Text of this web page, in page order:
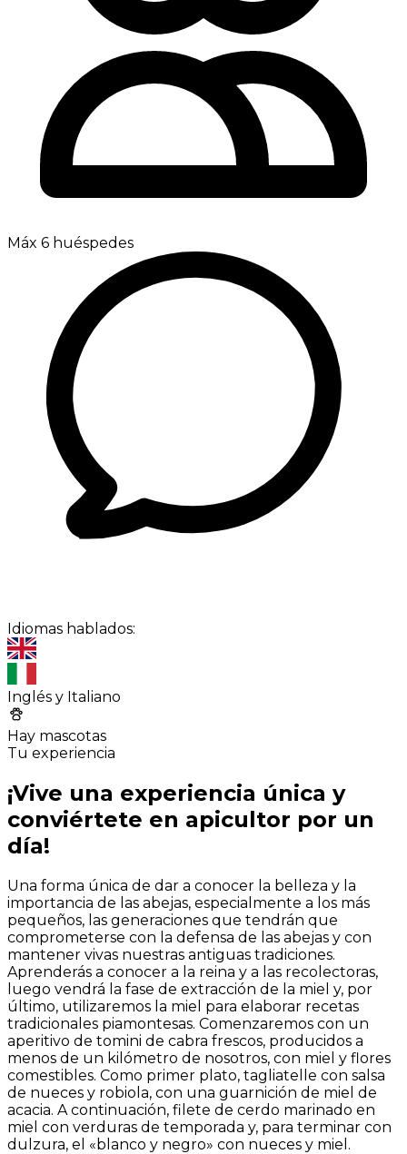
Máx 6 huéspedes
Idiomas hablados:
Inglés y Italiano
Hay mascotas
Tu experiencia
¡Vive una experiencia única y
conviértete en apicultor por un
día!
Una forma única de dar a conocer la belleza y la
importancia de las abejas, especialmente a los más
pequeños, las generaciones que tendrán que
comprometerse con la defensa de las abejas y con
mantener vivas nuestras antiguas tradiciones.
Aprenderás a conocer a la reina y a las recolectoras,
luego vendrá la fase de extracción de la miel y, por
último, utilizaremos la miel para elaborar recetas
tradicionales piamontesas. Comenzaremos con un
aperitivo de tomini de cabra frescos, producidos a
menos de un kilómetro de nosotros, con miel y flores
comestibles. Como primer plato, tagliatelle con salsa
de nueces y robiola, con una guarnición de miel de
acacia. A continuación, filete de cerdo marinado en
miel con verduras de temporada y, para terminar con
dulzura, el «blanco y negro» con nueces y miel.